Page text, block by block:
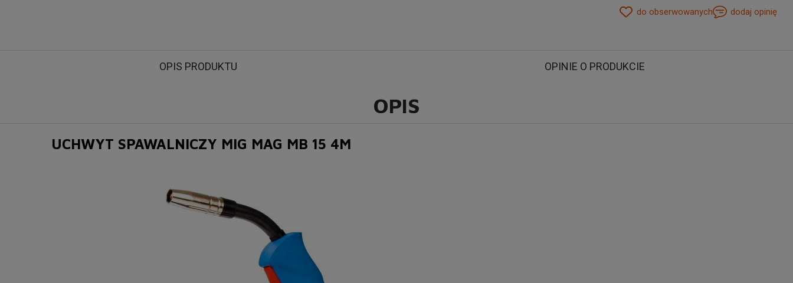
do obserwowanych dodaj opinię
OPIS PRODUKTU OPINIE O PRODUKCIE
OPIS
UCHWYT SPAWALNICZY MIG MAG MB 15 4M